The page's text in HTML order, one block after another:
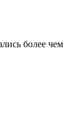
более чем